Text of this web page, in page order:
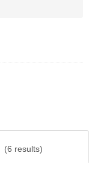
(6 results)